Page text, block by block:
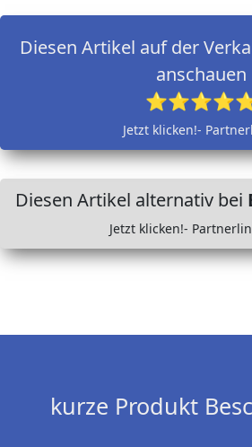
Diesen Artikel auf der
anschauen
Jetzt klicken!-
Diesen Artikel alternativ bei
Jetzt klicken!-
kurze Produkt